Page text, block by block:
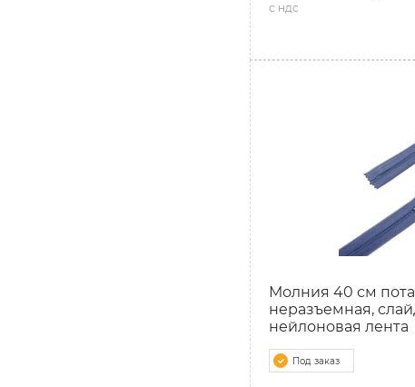
с ндс
Молния 40 см
неразъемная,
нейлоновая лента
Под заказ